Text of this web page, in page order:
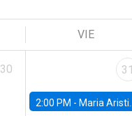
VIE
30 31
2:00 PM - Maria Aristizabal-Ramirez, FED Board